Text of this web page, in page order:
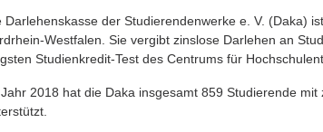
Darlehenskasse der Studierendenwerke e. V. (Daka)
Westfalen. Sie vergibt zinslose Darlehen an
Studienkredit-Test des Centrums für
2018 hat die Daka insgesamt 859 Studierende